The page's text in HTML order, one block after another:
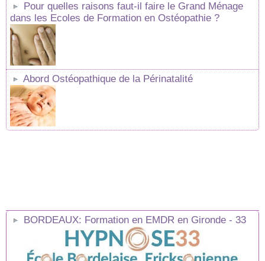
Pour quelles raisons faut-il faire le Grand Ménage
dans les Ecoles de Formation en Ostéopathie ?
Abord Ostéopathique de la Périnatalité
BORDEAUX: Formation en EMDR en Gironde - 33